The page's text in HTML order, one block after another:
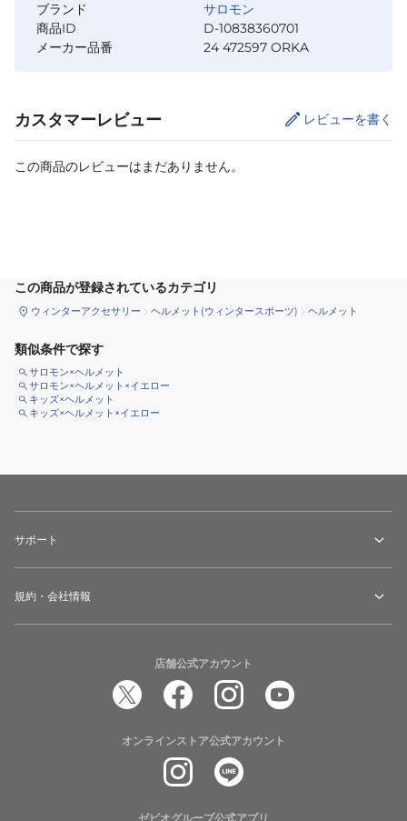
ブランド
サロモン
商品ID
D-10838360701
メーカー品番
24 472597 ORKA
カスタマーレビュー レビューを書く
この商品のレビューはまだありません。
この商品が登録されているカテゴリ
ウィンターアクセサリー ヘルメット(ウィンタースポーツ) ヘルメット
類似条件で探す
サロモン×ヘルメット
サロモン×ヘルメット×イエロー
キッズ×ヘルメット
キッズ×ヘルメット×イエロー
サポート
規約・会社情報
店舗公式アカウント
オンラインストア公式アカウント
ゼビオグループ公式アプリ